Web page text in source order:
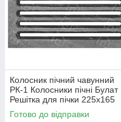
Колосник пічний чавунний
РК-1 Колосники пічні Булат
Решітка для пічки 225x165
мм Колосникові решітки
Готово до відправки